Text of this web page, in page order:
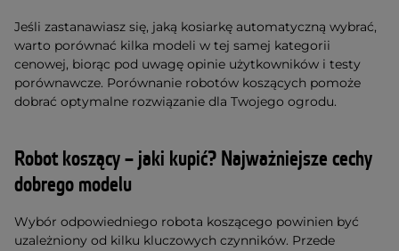
Jeśli zastanawiasz się, jaką kosiarkę automatyczną wybrać,
warto porównać kilka modeli w tej samej kategorii
cenowej, biorąc pod uwagę opinie użytkowników i testy
porównawcze. Porównanie robotów koszących pomoże
dobrać optymalne rozwiązanie dla Twojego ogrodu.
Robot koszący – jaki kupić? Najważniejsze cechy
dobrego modelu
Wybór odpowiedniego robota koszącego powinien być
uzależniony od kilku kluczowych czynników. Przede